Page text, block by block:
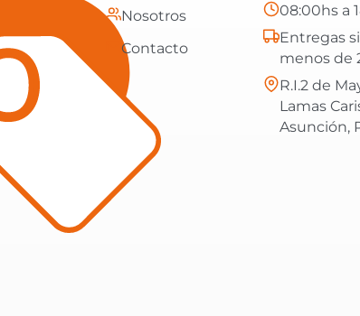
Nosotros
Contacto
08:00hs a
Entregas
menos de
R.I.2 de
Lamas
Asunción,